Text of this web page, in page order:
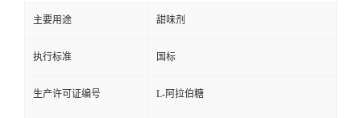
主要用途 甜味剂
执行标准 国标
生产许可证编号 L-阿拉伯糖